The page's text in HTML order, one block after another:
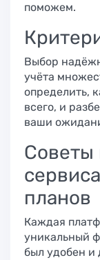
поможем.
Выбор
учёта
определить,
всего, и
ваши
Советы
планов
Каждая
уникальный
был удобен и